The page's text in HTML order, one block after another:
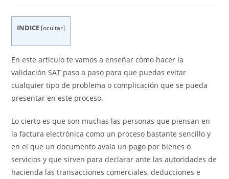
INDICE [ocultar]
En este artículo te vamos a enseñar cómo hacer la
validación SAT paso a paso para que puedas evitar
cualquier tipo de problema o complicación que se pueda
presentar en este proceso.
Lo cierto es que son muchas las personas que piensan en
la factura electrónica como un proceso bastante sencillo y
en el que un documento avala un pago por bienes o
servicios y que sirven para declarar ante las autoridades de
hacienda las transacciones comerciales, deducciones e